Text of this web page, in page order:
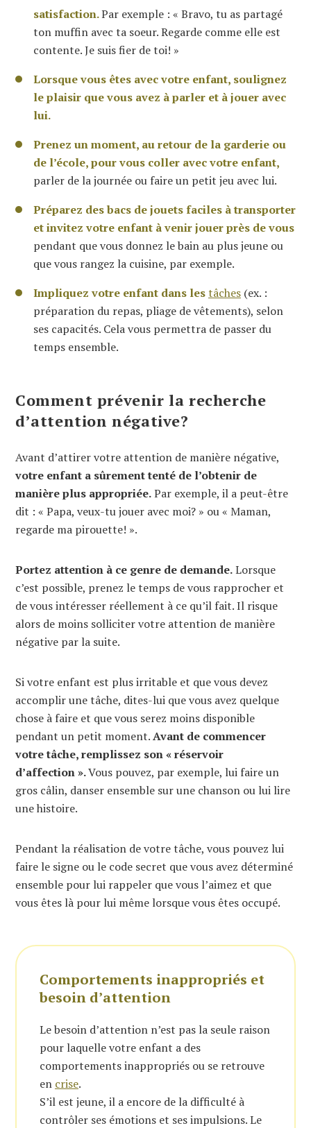
satisfaction.Par exemple : « Bravo, tu as partagé
ton muffin avec ta soeur. Regarde comme elle est
contente. Je suis fier de toi! »
Lorsque vous êtes avec votre enfant, soulignez
le plaisir que vous avez à parler et à jouer avec
lui.
Prenez un moment, au retour de la garderie ou
de l’école, pour vous coller avec votre enfant,
parler de la journée ou faire un petit jeu avec lui.
Préparez des bacs de jouets faciles à transporter
et invitez votre enfant à venir jouer près de vous
pendant que vous donnez le bain au plus jeune ou
que vous rangez la cuisine, par exemple.
Impliquez votre enfant dans lestâches (ex. :
préparation du repas, pliage de vêtements), selon
ses capacités. Cela vous permettra de passer du
temps ensemble.
Comment prévenir la recherche
d’attention négative?
Avant d’attirer votre attention de manière négative,
votre enfant a sûrement tenté de l’obtenir de
manière plus appropriée.Par exemple, il a peut-être
dit : « Papa, veux-tu jouer avec moi? » ou « Maman,
regarde ma pirouette! ».
Portez attention à ce genre de demande.Lorsque
c’est possible, prenez le temps de vous rapprocher et
de vous intéresser réellement à ce qu’il fait. Il risque
alors de moins solliciter votre attention de manière
négative par la suite.
Si votre enfant est plus irritable et que vous devez
accomplir une tâche, dites-lui que vous avez quelque
chose à faire et que vous serez moins disponible
pendant un petit moment.Avant de commencer
votre tâche, remplissez son « réservoir
d’affection ».Vous pouvez, par exemple, lui faire un
gros câlin, danser ensemble sur une chanson ou lui lire
une histoire.
Pendant la réalisation de votre tâche, vous pouvez lui
faire le signe ou le code secret que vous avez déterminé
ensemble pour lui rappeler que vous l’aimez et que
vous êtes là pour lui même lorsque vous êtes occupé.
Comportements inappropriés et
besoin d’attention
Le besoin d’attention n’est pas la seule raison
pour laquelle votre enfant a des
comportements inappropriés ou se retrouve
en crise.
S’il est jeune, il a encore de la difficulté à
contrôler ses émotions et ses impulsions. Le